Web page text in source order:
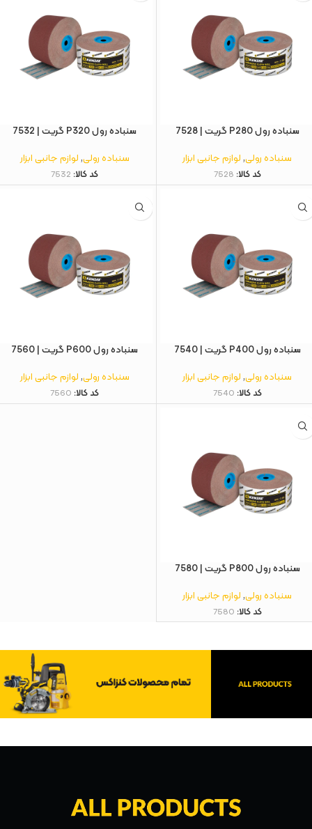
سنباده رول P280 گریت | 7528
سنباده رولی,لوازم جانبی ابزار
کد کالا: 7528
سنباده رول P320 گریت | 7532
سنباده رولی,لوازم جانبی ابزار
کد کالا: 7532
سنباده رول P400 گریت | 7540
سنباده رولی,لوازم جانبی ابزار
کد کالا: 7540
سنباده رول P600 گریت | 7560
سنباده رولی,لوازم جانبی ابزار
کد کالا: 7560
سنباده رول P800 گریت | 7580
سنباده رولی,لوازم جانبی ابزار
کد کالا: 7580